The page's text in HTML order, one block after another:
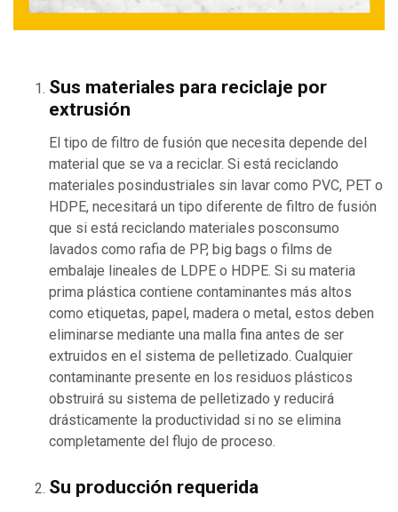
Sus materiales para reciclaje por
extrusión
El tipo de filtro de fusión que necesita depende del
material que se va a reciclar. Si está reciclando
materiales posindustriales sin lavar como PVC, PET o
HDPE, necesitará un tipo diferente de filtro de fusión
que si está reciclando materiales posconsumo
lavados como rafia de PP, big bags o films de
embalaje lineales de LDPE o HDPE. Si su materia
prima plástica contiene contaminantes más altos
como etiquetas, papel, madera o metal, estos deben
eliminarse mediante una malla fina antes de ser
extruidos en el sistema de pelletizado. Cualquier
contaminante presente en los residuos plásticos
obstruirá su sistema de pelletizado y reducirá
drásticamente la productividad si no se elimina
completamente del flujo de proceso.
Su producción requerida